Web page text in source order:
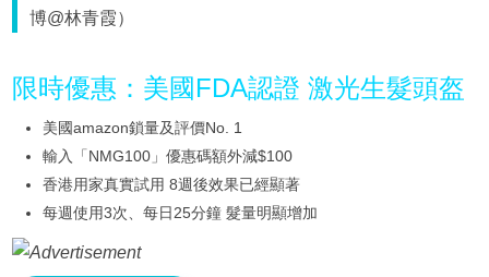
博@林青霞）
限時優惠：美國FDA認證 激光生髮頭盔
美國amazon鎖量及評價No. 1
輸入「NMG100」優惠碼額外減$100
香港用家真實試用 8週後效果已經顯著
每週使用3次、每日25分鐘 髮量明顯增加